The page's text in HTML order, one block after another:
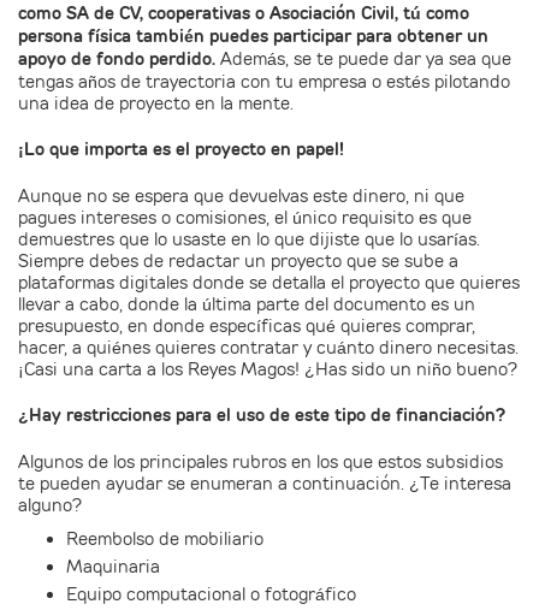
como SA de CV, cooperativas o Asociación Civil, tú como
persona física también puedes participar para obtener un
apoyo de fondo perdido. Además, se te puede dar ya sea que
tengas años de trayectoria con tu empresa o estés pilotando
una idea de proyecto en la mente.
¡Lo que importa es el proyecto en papel!
Aunque no se espera que devuelvas este dinero, ni que
pagues intereses o comisiones, el único requisito es que
demuestres que lo usaste en lo que dijiste que lo usarías.
Siempre debes de redactar un proyecto que se sube a
plataformas digitales donde se detalla el proyecto que quieres
llevar a cabo, donde la última parte del documento es un
presupuesto, en donde específicas qué quieres comprar,
hacer, a quiénes quieres contratar y cuánto dinero necesitas.
¡Casi una carta a los Reyes Magos! ¿Has sido un niño bueno?
¿Hay restricciones para el uso de este tipo de financiación?
Algunos de los principales rubros en los que estos subsidios
te pueden ayudar se enumeran a continuación. ¿Te interesa
alguno?
Reembolso de mobiliario
Maquinaria
Equipo computacional o fotográfico